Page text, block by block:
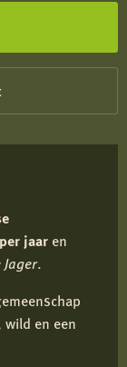
jaar en
Jager.
en een